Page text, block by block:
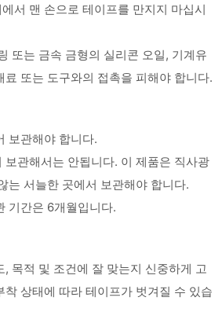
서 맨 손으로 테이프를 만지지 마십시
또는 금속 금형의 실리콘 오일, 기계유
료 또는 도구와의 접촉을 피해야 합니다.
보관해야 합니다.
보관해서는 안됩니다. 이 제품은 직사광
는 서늘한 곳에서 보관해야 합니다.
기간은 6개월입니다.
목적 및 조건에 잘 맞는지 신중하게 고
착 상태에 따라 테이프가 벗겨질 수 있습